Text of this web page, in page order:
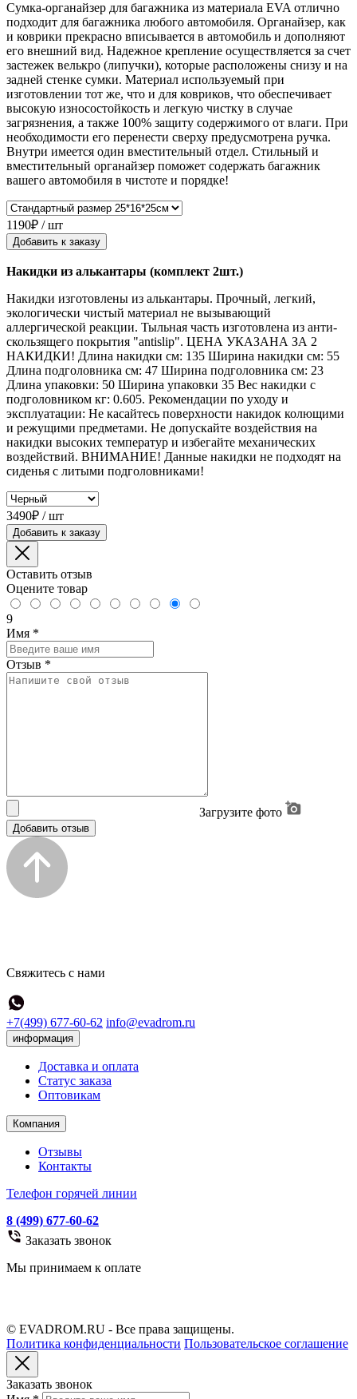
Сумка-органайзер для багажника из материала EVA отлично
подходит для багажника любого автомобиля. Органайзер, как
и коврики прекрасно вписывается в автомобиль и дополняют
его внешний вид. Надежное крепление осуществляется за счет
застежек велькро (липучки), которые расположены снизу и на
задней стенке сумки. Материал используемый при
изготовлении тот же, что и для ковриков, что обеспечивает
высокую износостойкость и легкую чистку в случае
загрязнения, а также 100% защиту содержимого от влаги. При
необходимости его перенести сверху предусмотрена ручка.
Внутри имеется один вместительный отдел. Стильный и
вместительный органайзер поможет содержать багажник
вашего автомобиля в чистоте и порядке!
1190₽ / шт
Добавить к заказу
Накидки из алькантары (комплект 2шт.)
Накидки изготовлены из алькантары. Прочный, легкий,
экологически чистый материал не вызывающий
аллергической реакции. Тыльная часть изготовлена из анти-
скользящего покрытия "antislip". ЦЕНА УКАЗАНА ЗА 2
НАКИДКИ! Длина накидки см: 135 Ширина накидки см: 55
Длина подголовника см: 47 Ширина подголовника см: 23
Длина упаковки: 50 Ширина упаковки 35 Вес накидки с
подголовником кг: 0.605. Рекомендации по уходу и
эксплуатации: Не касайтесь поверхности накидок колющими
и режущими предметами. Не допускайте воздействия на
накидки высоких температур и избегайте механических
воздействий. ВНИМАНИЕ! Данные накидки не подходят на
сиденья с литыми подголовниками!
3490₽ / шт
Добавить к заказу
Оставить отзыв
Оцените товар
9
Имя *
Отзыв *
Загрузите фото
Добавить отзыв
Свяжитесь с нами
+7(499) 677-60-62 info@evadrom.ru
информация
Доставка и оплата
Статус заказа
Оптовикам
Компания
Отзывы
Контакты
Телефон горячей линии
8 (499) 677-60-62
Заказать звонок
Мы принимаем к оплате
© EVADROM.RU - Все права защищены.
Политика конфиденциальности Пользовательское соглашение
Заказать звонок